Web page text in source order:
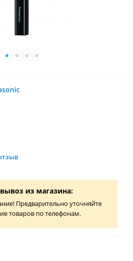
из магазина:
Предварительно уточняйте
товаров по телефонам.